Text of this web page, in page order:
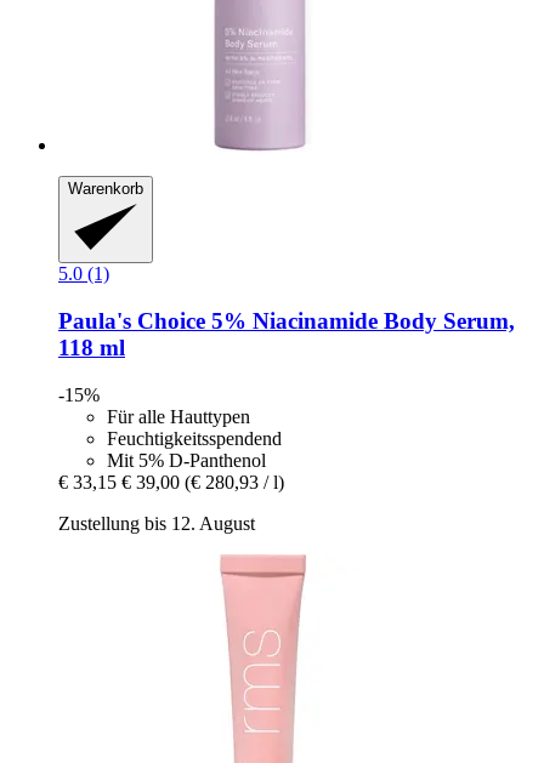
Warenkorb
5.0 (1)
Paula's Choice 5% Niacinamide Body Serum,
118 ml
-15%
Für alle Hauttypen
Feuchtigkeitsspendend
Mit 5% D-Panthenol
€ 33,15 € 39,00 (€ 280,93 / l)
Zustellung bis 12. August